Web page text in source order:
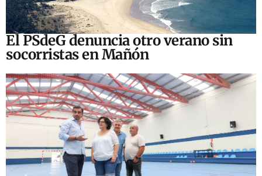
El PSdeG denuncia otro verano sin
socorristas en Mañón